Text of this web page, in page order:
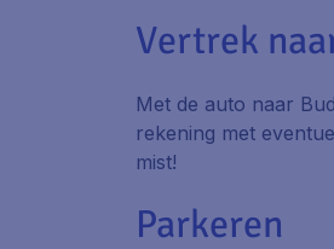
Vertrek
Met de auto naar
rekening met
mist!
Parkeren